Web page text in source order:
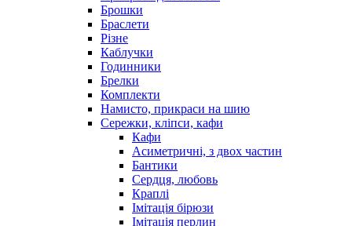
Брошки
Браслети
Різне
Каблучки
Годинники
Брелки
Комплекти
Намисто, прикраси на шию
Сережки, кліпси, кафи
Кафи
Асиметричні, з двох частин
Бантики
Сердця, любовь
Краплі
Імітація бірюзи
Імітація перлин